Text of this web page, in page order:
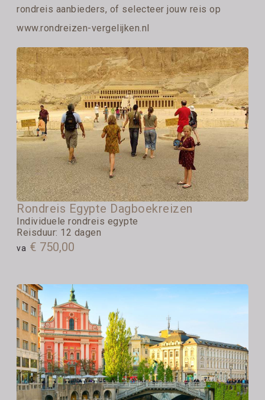
rondreis aanbieders, of selecteer jouw reis op
www.rondreizen-vergelijken.nl
Rondreis Egypte Dagboekreizen
Individuele rondreis egypte
Reisduur: 12 dagen
va € 750,00